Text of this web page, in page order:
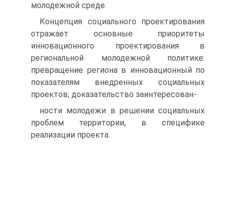
молодежной среде.
Концепция социального проектирования
отражает основные приоритеты
инновационного проектирования в
региональной молодежной политике:
превращение региона в инновационный по
показателям внедренных социальных
проектов; доказательство заинтересован-
ности молодежи в решении социальных
проблем территории, в специфике
реализации проекта.